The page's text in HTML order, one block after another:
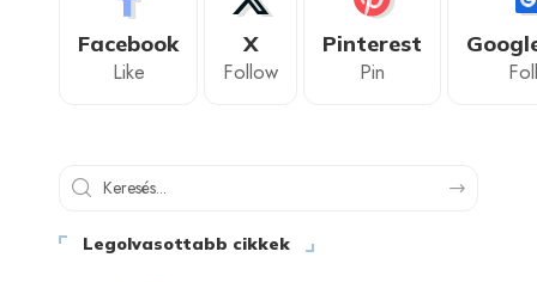
Facebook
Like
X
Follow
Pinterest
Pin
Legolvasottabb cikkek